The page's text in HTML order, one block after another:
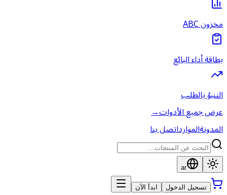
مخزون ABC
بطاقة أداء البائع
التنبؤ بالطلب
عرض جميع الأدوات→
المدونةالموارداتصل بنا
ar
تسجيل الدخول ابدأ الآن